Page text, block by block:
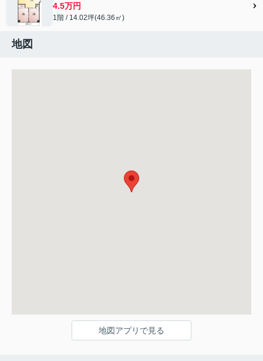
4.5万円
1階 / 14.02坪(46.36㎡)
地図
地図アプリで見る